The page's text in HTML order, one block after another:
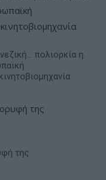
πολιορκία η
της